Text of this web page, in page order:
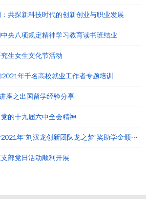
共探新科技时代的创新创业与职业发展
央八项规定精神学习教育读书班结业
生女生文化节活动
年千名高校就业工作者专题培训
座之出国留学经验分享
的十九届六中全会精神
重庆大学赴绿春县举行2021年“刘汉龙创新团队龙之梦”奖助学金颁发仪式
部党日活动顺利开展